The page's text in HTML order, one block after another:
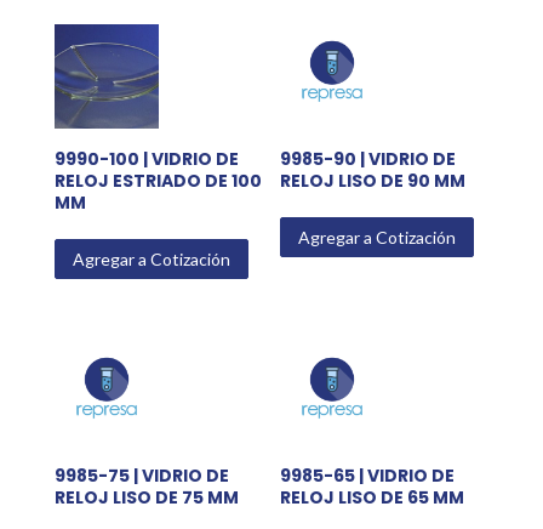
9990-100 | VIDRIO DE
RELOJ ESTRIADO DE 100
MM
Agregar a Cotización
9985-90 | VIDRIO DE
RELOJ LISO DE 90 MM
Agregar a Cotización
9985-75 | VIDRIO DE
RELOJ LISO DE 75 MM
9985-65 | VIDRIO DE
RELOJ LISO DE 65 MM